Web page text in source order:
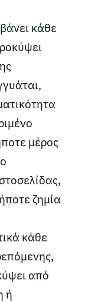
κάθε
μέρος
ζημία
κάθε
από
ή